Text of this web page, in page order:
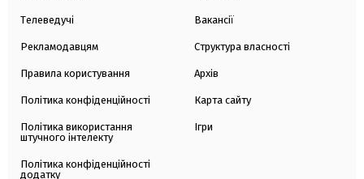
Телеведучі
Рекламодавцям
Правила користування
Політика конфіденційності
Політика використання
штучного інтелекту
Політика конфіденційності
додатку
Вакансії
Структура власності
Архів
Карта сайту
Ігри